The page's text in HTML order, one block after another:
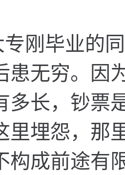
专刚毕业的同
患无穷。 因
多长， 钞票
里埋怨， 那
构成前途有